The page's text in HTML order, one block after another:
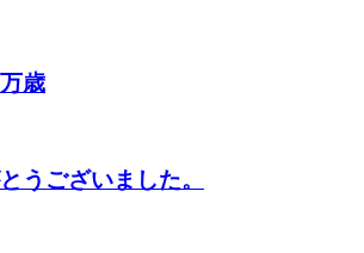
歳
うございました。